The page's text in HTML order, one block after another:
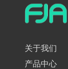
关于我们
产品中心